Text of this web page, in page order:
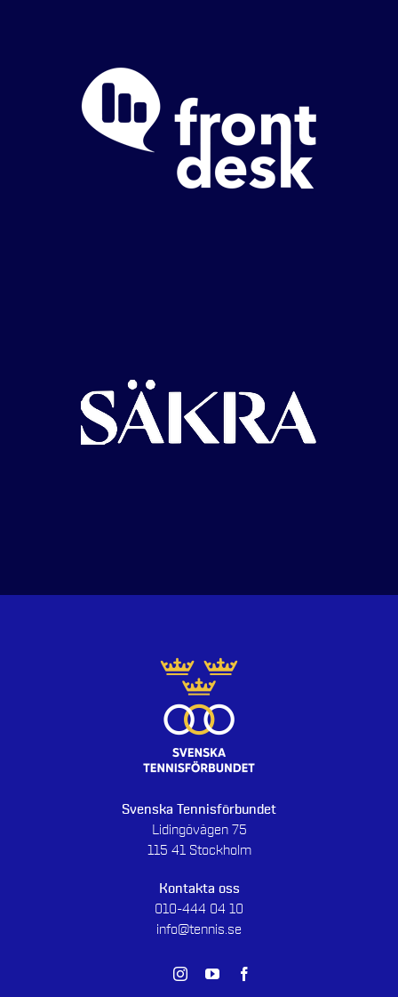
Svenska Tennisförbundet
Lidingövägen 75
115 41 Stockholm
Kontakta oss
010-444 04 10
info@tennis.se